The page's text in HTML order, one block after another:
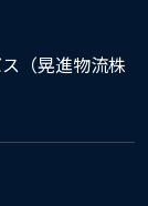
（晃進物流株